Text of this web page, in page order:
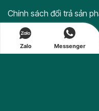
Chính sách đổi trả sản
Chính sách hoàn tiền
Chính sách bảo vệ
Zalo Messenger